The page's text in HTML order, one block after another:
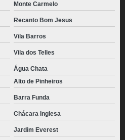
Monte Carmelo
Recanto Bom Jesus
Vila Barros
Vila dos Telles
Água Chata
Alto de Pinheiros
Barra Funda
Chácara Inglesa
Jardim Everest